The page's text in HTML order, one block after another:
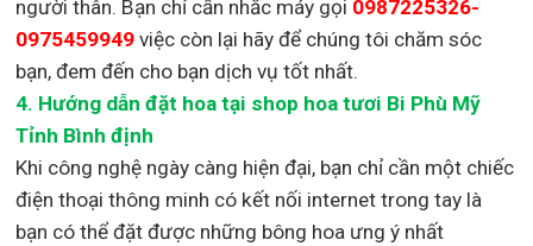
người thân. Bạn chỉ cần nhắc máy gọi 0987225326-
0975459949việc còn lại hãy để chúng tôi chăm sóc
bạn, đem đến cho bạn dịch vụ tốt nhất.
4. Hướng dẫn đặt hoa tại shop hoa tươi Bi Phù Mỹ
Tỉnh Bình định
Khi công nghệ ngày càng hiện đại, bạn chỉ cần một chiếc
điện thoại thông minh có kết nối internet trong tay là
bạn có thể đặt được những bông hoa ưng ý nhất